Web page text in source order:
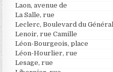
Laon, avenue de
La Salle, rue
Leclerc, Boulevard du Général
Lenoir, rue Camille
Léon-Bourgeois, place
Léon-Hourlier, rue
Lesage, rue